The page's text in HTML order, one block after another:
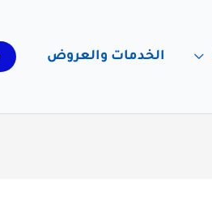
الخدمات والعروض